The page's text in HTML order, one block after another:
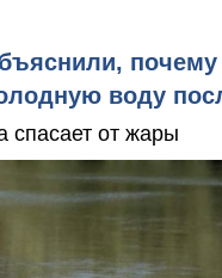
почему
воду
спасает от жары